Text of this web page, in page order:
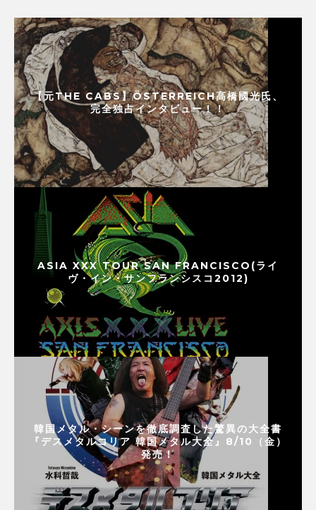
【元THE CABS】ÖSTERREICH高橋國光氏、
完全独占インタビュー！！
ASIA XXX TOUR SAN FRANCISCO(ライ
ヴ・イン・サンフランシスコ2012)
韓国メタル・シーンを徹底調査した驚異の大全書
『デスメタルコリア 韓国メタル大全』8/10（金）
発売！